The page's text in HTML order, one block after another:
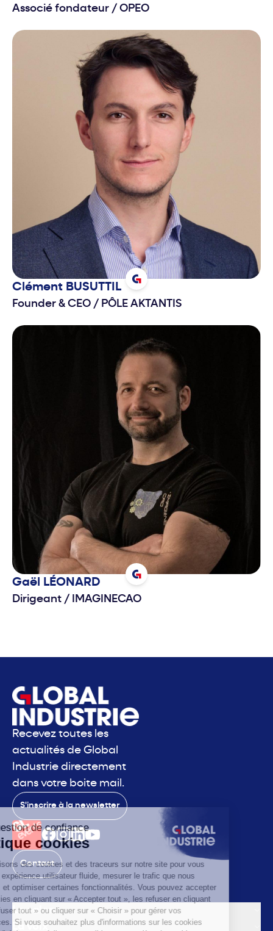
Associé fondateur / OPEO
Clément BUSUTTIL
Founder & CEO / PÔLE AKTANTIS
Gaël LÉONARD
Dirigeant / IMAGINECAO
Recevez toutes les
actualités de Global
Industrie directement
dans votre boite mail.
S'inscrire à la newsletter
Contact
Le salon
La voix